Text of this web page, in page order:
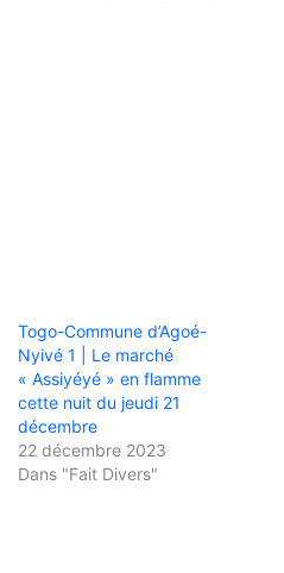
Togo-Commune d’Agoé-
Nyivé 1 | Le marché
« Assiyéyé » en flamme
cette nuit du jeudi 21
décembre
22 décembre 2023
Dans "Fait Divers"